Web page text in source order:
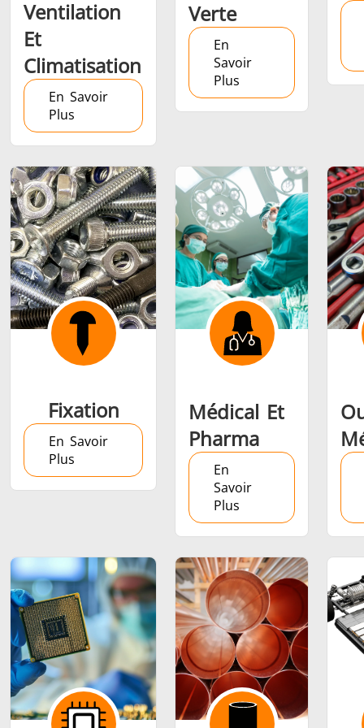
Outils
métalliques
Semi-
Tube et
Ventilation
Et
Climatisation
En Savoir
Plus
Verte
En
Savoir
Plus
Fixation
En Savoir
Plus
Médical Et
Pharma
En
Savoir
Plus